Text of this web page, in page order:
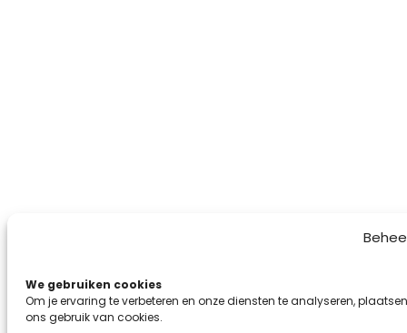
We gebruiken cookies
Om je ervaring te verbeteren en onze diensten te analyseren,
ons gebruik van cookies.